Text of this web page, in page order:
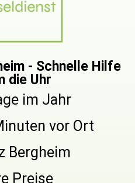
- Schnelle Hilfe
die Uhr
im Jahr
vor Ort
Bergheim
Preise